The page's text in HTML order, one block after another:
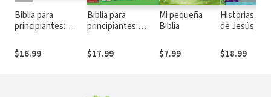
Biblia para
principiantes:
para niños
$16.99
Biblia para
principiantes:
para niños
$17.99
Mi pequeña
Biblia
$7.99
Historias
de Jesús
historia
nombre
$18.99